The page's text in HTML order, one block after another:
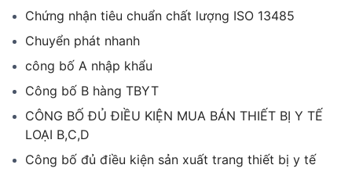
Chứng nhận tiêu chuẩn chất lượng ISO 13485
Chuyển phát nhanh
công bố A nhập khẩu
Công bố B hàng TBYT
CÔNG BỐ ĐỦ ĐIỀU KIỆN MUA BÁN THIẾT BỊ Y TẾ
LOẠI B,C,D
Công bố đủ điều kiện sản xuất trang thiết bị y tế